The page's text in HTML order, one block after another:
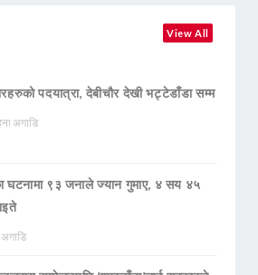
View All
पदयात्रा, देबीचौर देखी भट्टेडाँडा सम्म
अगाडि
घटनामा ९३ जनाले ज्यान गुमाए, ४ सय ४५
अगाडि